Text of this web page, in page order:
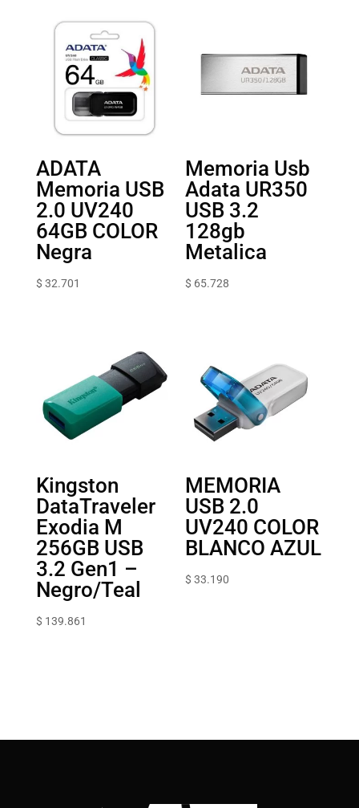
ADATA
Memoria USB
2.0 UV240
64GB COLOR
Negra
$ 32.701
Memoria Usb
Adata UR350
USB 3.2
128gb
Metalica
$ 65.728
Kingston
DataTraveler
Exodia M
256GB USB
3.2 Gen1 –
Negro/Teal
$ 139.861
MEMORIA
USB 2.0
UV240 COLOR
BLANCO AZUL
$ 33.190